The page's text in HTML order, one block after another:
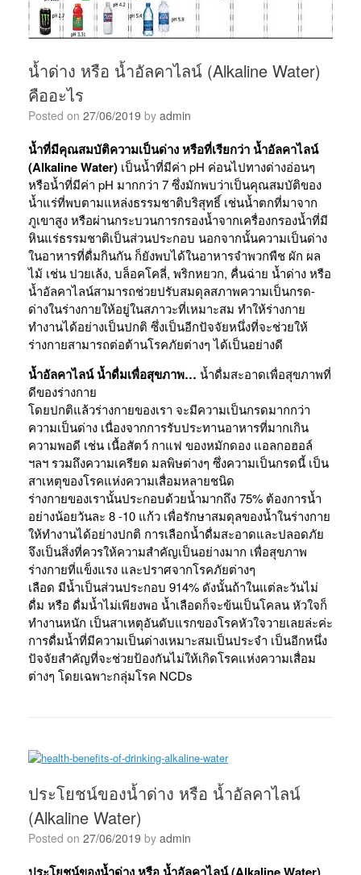
น้ำด่าง หรือ น้ำอัลคาไลน์ (Alkaline Water)
คืออะไร
Posted on 27/06/2019 by admin
น้ำที่มีคุณสมบัติความเป็นด่าง หรือที่เรียกว่า น้ำอัลคาไลน์
(Alkaline Water) เป็นน้ำที่มีค่า pH ค่อนไปทางด่างอ่อนๆ
หรือน้ำที่มีค่า pH มากกว่า 7 ซึ่งมักพบว่าเป็นคุณสมบัติของ
น้ำแร่ที่พบตามแหล่งธรรมชาติบริสุทธิ์ เช่นน้ำตกที่มาจาก
ภูเขาสูง หรือผ่านกระบวนการกรองน้ำจากเครื่องกรองน้ำที่มี
หินแร่ธรรมชาติเป็นส่วนประกอบ นอกจากนั้นความเป็นด่าง
ในอาหารที่ดื่มกินกัน ก็ยังพบได้ในอาหารจำพวกพืช ผัก ผล
ไม้ เช่น ปวยเล้ง, บล็อคโคลี่, พริกหยวก, คื่นฉ่าย น้ำด่าง หรือ
น้ำอัลคาไลน์สามารถช่วยปรับสมดุลสภาพความเป็นกรด-
ด่างในร่างกายให้อยู่ในสภาวะที่เหมาะสม ทำให้ร่างกาย
ทำงานได้อย่างเป็นปกติ ซึ่งเป็นอีกปัจจัยหนึ่งที่จะช่วยให้
ร่างกายสามารถต่อต้านโรคภัยต่างๆ ได้เป็นอย่างดี
น้ำอัลคาไลน์ น้ำดื่มเพื่อสุขภาพ… น้ำดื่มสะอาดเพื่อสุขภาพที่
ดีของร่างกาย
โดยปกติแล้วร่างกายของเรา จะมีความเป็นกรดมากกว่า
ความเป็นด่าง เนื่องจากการรับประทานอาหารที่มากเกิน
ความพอดี เช่น เนื้อสัตว์ กาแฟ ของหมักดอง แอลกอฮอล์
ฯลฯ รวมถึงความเครียด มลพิษต่างๆ ซึ่งความเป็นกรดนี้ เป็น
สาเหตุของโรคแห่งความเสื่อมหลายชนิด
ร่างกายของเรานั้นประกอบด้วยน้ำมากถึง 75% ต้องการน้ำ
อย่างน้อยวันละ 8 -10 แก้ว เพื่อรักษาสมดุลของน้ำในร่างกาย
ให้ทำงานได้อย่างปกติ การเลือกน้ำดื่มสะอาดและปลอดภัย
จึงเป็นสิ่งที่ควรให้ความสำคัญเป็นอย่างมาก เพื่อสุขภาพ
ร่างกายที่แข็งแรง และปราศจากโรคภัยต่างๆ
เลือด มีน้ำเป็นส่วนประกอบ 914% ดังนั้นถ้าในแต่ละวันไม่
ดื่ม หรือ ดื่มน้ำไม่เพียงพอ น้ำเลือดก็จะข้นเป็นโคลน หัวใจก็
ทำงานหนัก เป็นสาเหตุอันดับแรกของโรคหัวใจวายเลยล่ะค่ะ
การดื่มน้ำที่มีความเป็นด่างเหมาะสมเป็นประจำ เป็นอีกหนึ่ง
ปัจจัยสำคัญที่จะช่วยป้องกันไม่ให้เกิดโรคแห่งความเสื่อม
ต่างๆ โดยเฉพาะกลุ่มโรค NCDs
ประโยชน์ของน้ำด่าง หรือ น้ำอัลคาไลน์
(Alkaline Water)
Posted on 27/06/2019 by admin